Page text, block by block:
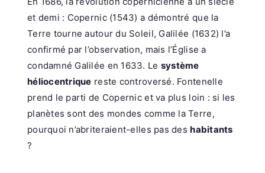
et demi : Copernic (1543) a démontré que la
Terre tourne autour du Soleil, Galilée (1632) l’a
confirmé par l’observation, mais l’Église a
condamné Galilée en 1633. Le système
héliocentrique reste controversé. Fontenelle
prend le parti de Copernic et va plus loin : si les
planètes sont des mondes comme la Terre,
pourquoi n’abriteraient-elles pas deshabitants
?